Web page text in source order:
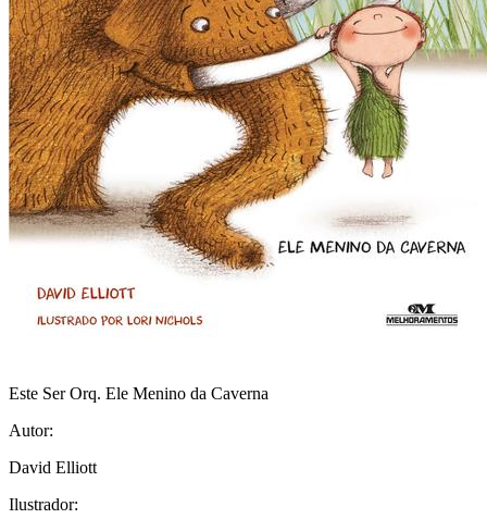
Este Ser Orq. Ele Menino da Caverna
Autor:
David Elliott
Ilustrador: